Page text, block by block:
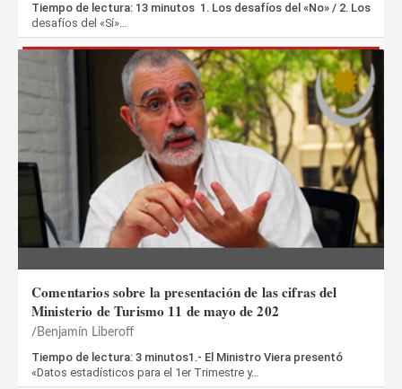
Tiempo de lectura: 13 minutos 1. Los desafíos del «No» / 2. Los
desafíos del «Sí»…
Comentarios sobre la presentación de las cifras del
Ministerio de Turismo 11 de mayo de 202
Benjamín Liberoff
Tiempo de lectura: 3 minutos1.- El Ministro Viera presentó
«Datos estadísticos para el 1er Trimestre y…